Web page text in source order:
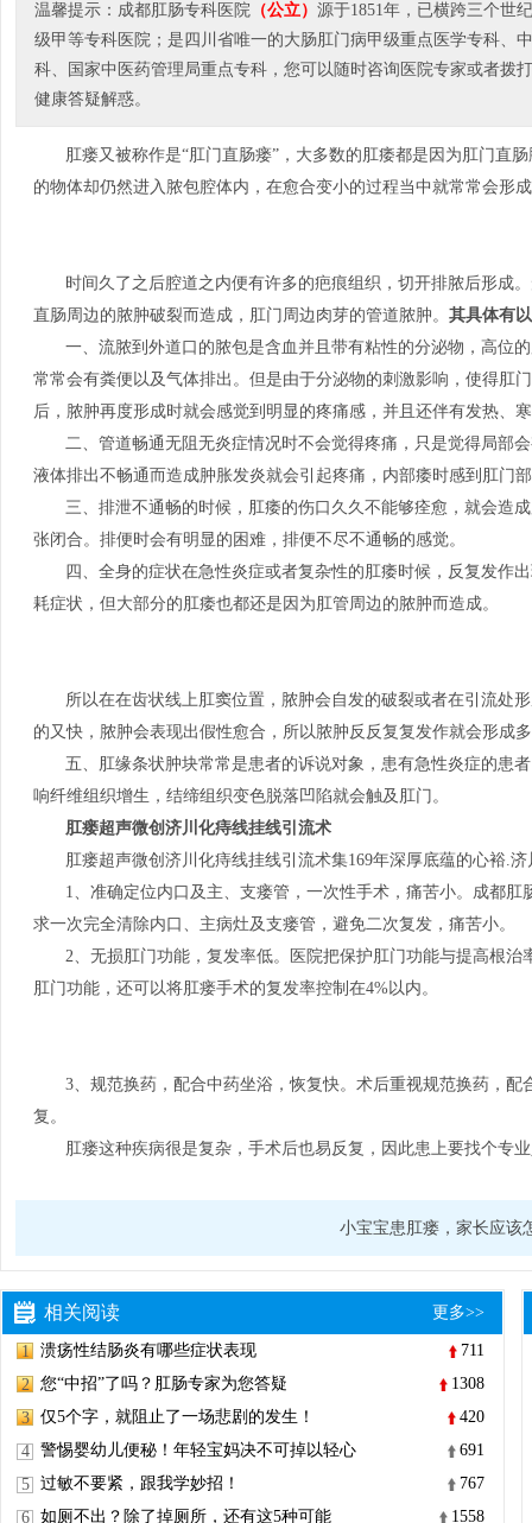
温馨提示：成都肛肠专科医院 （公立） 源于1851年，已横跨三个世
级甲等专科医院；是四川省唯一的大肠肛门病甲级重点医学专科、
科、国家中医药管理局重点专科，您可以随时咨询医院专家或者拨
健康答疑解惑。
肛瘘又被称作是“肛门直肠瘘”，大多数的肛痿都是因为肛门直
的物体却仍然进入脓包腔体内，在愈合变小的过程当中就常常会形
时间久了之后腔道之内便有许多的疤痕组织，切开排脓后形成
直肠周边的脓肿破裂而造成，肛门周边肉芽的管道脓肿。 其具体有
一、流脓到外道口的脓包是含血并且带有粘性的分泌物，高位
常常会有粪便以及气体排出。但是由于分泌物的刺激影响，使得肛
后，脓肿再度形成时就会感觉到明显的疼痛感，并且还伴有发热、
二、管道畅通无阻无炎症情况时不会觉得疼痛，只是觉得局部
液体排出不畅通而造成肿胀发炎就会引起疼痛，内部痿时感到肛门
三、排泄不通畅的时候，肛痿的伤口久久不能够痊愈，就会造
张闭合。排便时会有明显的困难，排便不尽不通畅的感觉。
四、全身的症状在急性炎症或者复杂性的肛痿时候，反复发作
耗症状，但大部分的肛痿也都还是因为肛管周边的脓肿而造成。
所以在在齿状线上肛窦位置，脓肿会自发的破裂或者在引流处
的又快，脓肿会表现出假性愈合，所以脓肿反反复复发作就会形成
五、肛缘条状肿块常常是患者的诉说对象，患有急性炎症的患
响纤维组织增生，结缔组织变色脱落凹陷就会触及肛门。
肛瘘超声微创济川化痔线挂线引流术
肛瘘超声微创济川化痔线挂线引流术集169年深厚底蕴的心裕.
1、准确定位内口及主、支瘘管，一次性手术，痛苦小。成都
求一次完全清除内口、主病灶及支瘘管，避免二次复发，痛苦小。
2、无损肛门功能，复发率低。医院把保护肛门功能与提高根
肛门功能，还可以将肛瘘手术的复发率控制在4%以内。
3、规范换药，配合中药坐浴，恢复快。术后重视规范换药，
复。
肛瘘这种疾病很是复杂，手术后也易反复，因此患上要找个专
小宝宝患肛瘘，家长应该
相关阅读 更多>>
1 溃疡性结肠炎有哪些症状表现
711
2
您“中招”了吗？肛肠专家为您答疑
1308
3
仅5个字，就阻止了一场悲剧的发生！
420
4
警惕婴幼儿便秘！年轻宝妈决不可掉以轻心
691
5
过敏不要紧，跟我学妙招！
767
6
如厕不出？除了掉厕所，还有这5种可能 1558